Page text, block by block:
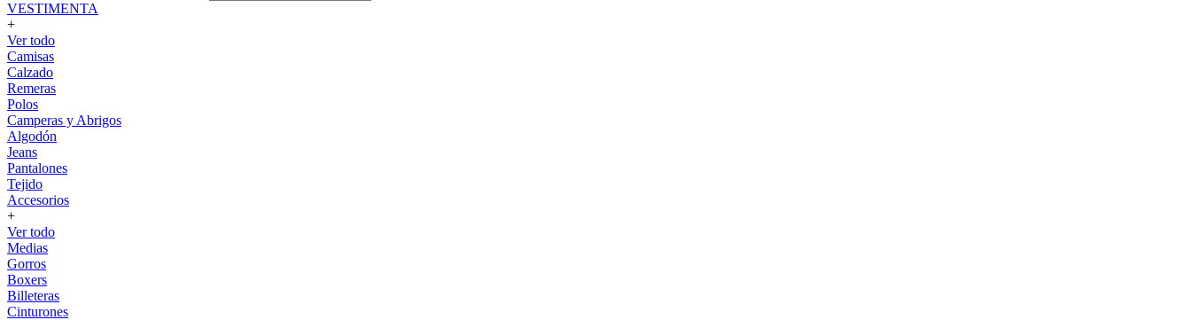
VESTIMENTA
+
Ver todo
Camisas
Calzado
Remeras
Polos
Camperas y Abrigos
Algodón
Jeans
Pantalones
Tejido
Accesorios
+
Ver todo
Medias
Gorros
Boxers
Billeteras
Cinturones